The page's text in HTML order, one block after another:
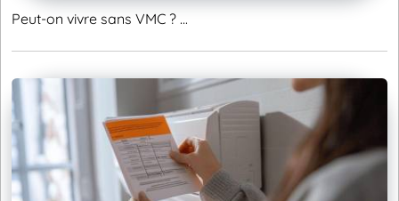
Peut-on vivre sans VMC ? ...